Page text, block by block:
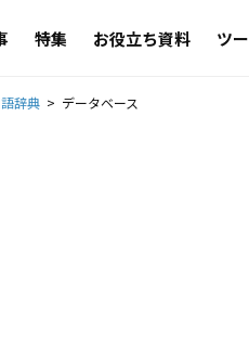
特集 お役立ち資料 ツ
辞典 データベース